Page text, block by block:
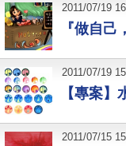
『做自己
2011/07/19
【專案
2011/07/19
2011/07/15